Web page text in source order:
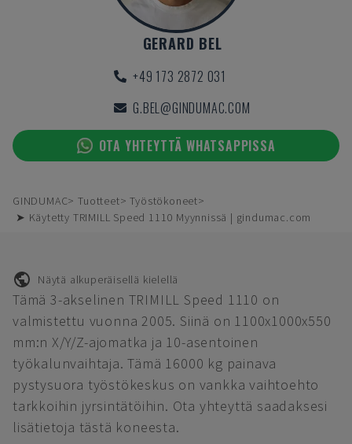
GERARD BEL
+49 173 2872 031
G.BEL@GINDUMAC.COM
OTA YHTEYTTÄ WHATSAPPISSA
GINDUMAC Tuotteet
Työstökoneet
➤ Käytetty TRIMILL Speed 1110 Myynnissä | gindumac.com
Näytä alkuperäisellä kielellä
Tämä 3-akselinen TRIMILL Speed 1110 on
valmistettu vuonna 2005. Siinä on 1100x1000x550
mm:n X/Y/Z-ajomatka ja 10-asentoinen
työkalunvaihtaja. Tämä 16000 kg painava
pystysuora työstökeskus on vankka vaihtoehto
tarkkoihin jyrsintätöihin. Ota yhteyttä saadaksesi
lisätietoja tästä koneesta.